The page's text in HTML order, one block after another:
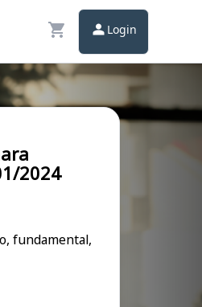
Login
2024
fundamental,